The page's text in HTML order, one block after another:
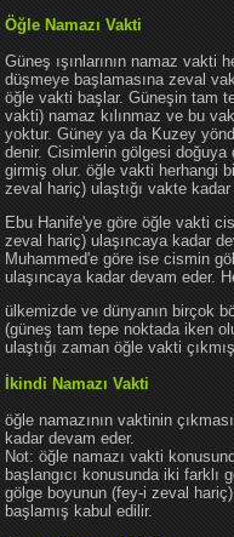
Öğle Namazı Vakti
Güneş ışınlarının namaz vakti
düşmeye başlamasına zeval
öğle vakti başlar. Güneşin tam
vakti) namaz kılınmaz ve bu
yoktur. Güney ya da Kuzey
denir. Cisimlerin gölgesi doğuya
girmiş olur. öğle vakti herhangi
zeval hariç) ulaştığı vakte
Ebu Hanife'ye göre öğle vakti
zeval hariç) ulaşıncaya kadar
Muhammed'e göre ise cismin
ulaşıncaya kadar devam eder.
ülkemizde ve dünyanın birçok
(güneş tam tepe noktada iken
ulaştığı zaman öğle vakti
İkindi Namazı Vakti
öğle namazının vaktinin
kadar devam eder.
Not: öğle namazı vakti
başlangıcı konusunda iki farklı
gölge boyunun (fey-i zeval
başlamış kabul edilir.